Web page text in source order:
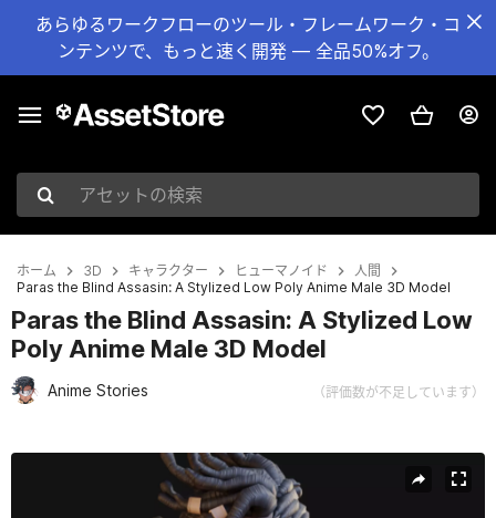
あらゆるワークフローのツール・フレームワーク・コ
ンテンツで、もっと速く開発 — 全品50%オフ。
アセットの検索
ホーム 3D キャラクター ヒューマノイド
人間
Paras the Blind Assasin: A Stylized Low Poly Anime Male 3D Model
Paras the Blind Assasin: A Stylized Low
Poly Anime Male 3D Model
Anime Stories （評価数が不足しています）
現在のスライド：1 / 7